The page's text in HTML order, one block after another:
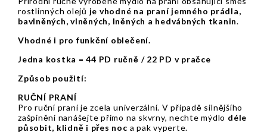
rostlinných olejů je vhodné na praní jemného prádla,
bavlněných, vlněných, lněných a hedvábných tkanin.
Vhodné i pro funkční oblečení.
Jedna kostka = 44 PD ručně / 22 PD v pračce
Způsob použití:
RUČNÍ PRANÍ
Pro ruční praní je zcela univerzální. V případě silnějšího
zašpinění nanášejte přímo na skvrny, nechte mýdlo déle
působit, klidně i přes noc a pak vyperte.